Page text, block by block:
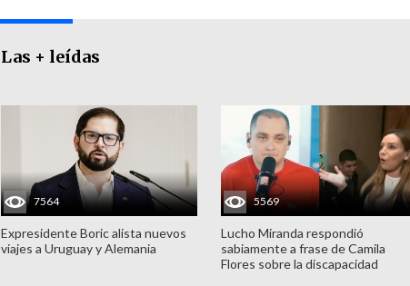
Las + leídas
7564
Expresidente Boric alista nuevos
viajes a Uruguay y Alemania
5569
Lucho Miranda respondió
sabiamente a frase de Camila
Flores sobre la discapacidad